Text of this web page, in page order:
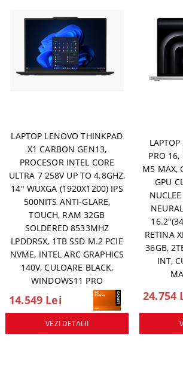
LAPTOP LENOVO THINKPAD
X1 CARBON GEN13,
PROCESOR INTEL CORE
ULTRA 7 258V UP TO 4.8GHZ,
14" WUXGA (1920X1200) IPS
500NITS ANTI-GLARE,
TOUCH, RAM 32GB
SOLDERED 8533MHZ
LPDDR5X, 1TB SSD M.2 PCIE
NVME, INTEL ARC GRAPHICS
140V, CULOARE BLACK,
WINDOWS11 PRO
14.549 Lei
VEZI DETALII
PRO 16,
M5 MAX,
GPU
RETINA
36GB,
INT,
24.754